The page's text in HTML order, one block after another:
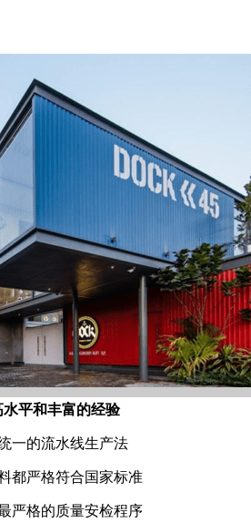
平和丰富的经验
一的流水线生产法
都严格符合国家标准
严格的质量安检程序